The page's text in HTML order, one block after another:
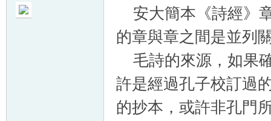
安大簡本《詩經》
的章與章之間是並列
毛詩的來源，如果
許是經過孔子校訂過
的抄本，或許非孔門